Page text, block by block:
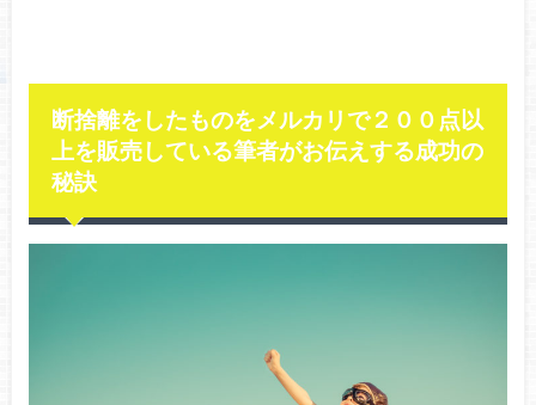
断捨離をしたものをメルカリで２００点以
上を販売している筆者がお伝えする成功の
秘訣